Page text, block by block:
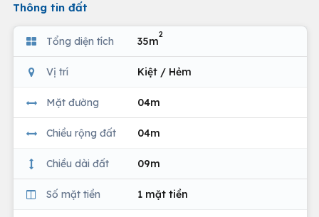
Thông tin đất
Tổng diện tích 35m
2
Vị trí Kiệt / Hẻm
Mặt đường 04m
Chiều rộng đất 04m
Chiều dài đất 09m
Số mặt tiền 1 mặt tiền